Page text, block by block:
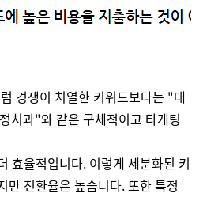
경쟁이 치열한 키워드보다는 "대
치과"와 같은 구체적이고 타게팅
효율적입니다. 이렇게 세분화된 키
만 전환율은 높습니다. 또한 특정